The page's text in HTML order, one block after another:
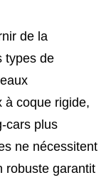
de la
types de
à coque rigide,
cars plus
ne nécessitent
robuste garantit